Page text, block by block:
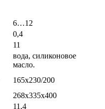
6…12
0,4
11
вода, силиконовое
масло.
165х230/200
268х335х400
11,4